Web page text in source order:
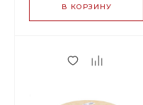
В КОРЗИНУ